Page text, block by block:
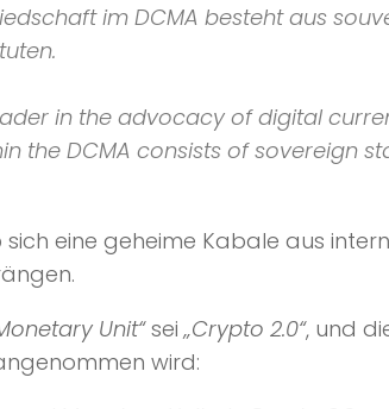
im DCMA besteht aus
in the advocacy of digital
the DCMA consists of sovereign
sich eine geheime Kabale aus
Unit“sei „Crypto 2.0“, und
wird: